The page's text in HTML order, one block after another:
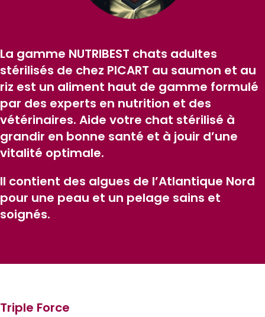
La gamme NUTRIBEST chats adultes
stérilisés de chez PICART au saumon et au
riz est un aliment haut de gamme formulé
par des experts en nutrition et des
vétérinaires. Aide votre chat stérilisé à
grandir en bonne santé et à jouir d’une
vitalité optimale.
Il contient des algues de l’Atlantique Nord
pour une peau et un pelage sains et
soignés.
Triple Force